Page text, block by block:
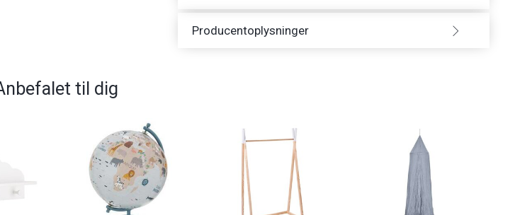
Producentoplysninger
til dig